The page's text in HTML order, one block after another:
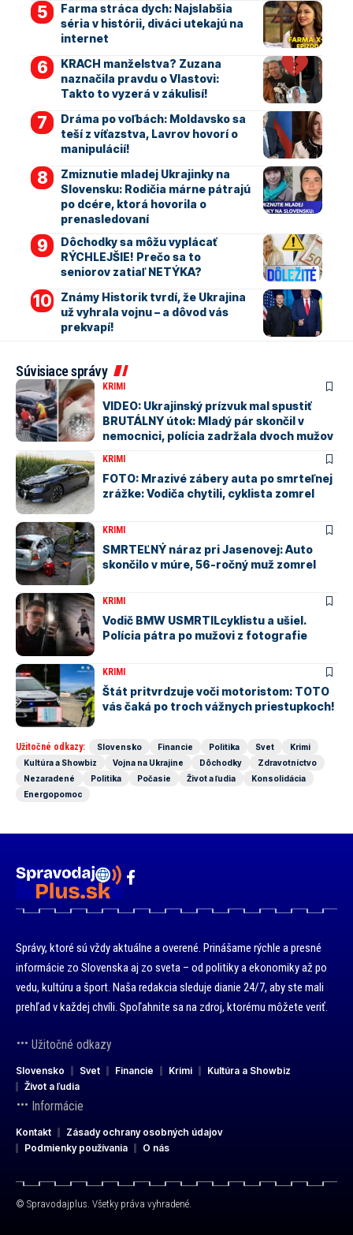
Farma stráca dych: Najslabšia
séria v histórii, diváci utekajú na
internet
KRACH manželstva? Zuzana
naznačila pravdu o Vlastovi:
Takto to vyzerá v zákulisí!
Dráma po voľbách: Moldavsko sa
teší z víťazstva, Lavrov hovorí o
manipulácií!
Zmiznutie mladej Ukrajinky na
Slovensku: Rodičia márne pátrajú
po dcére, ktorá hovorila o
prenasledovaní
Dôchodky sa môžu vyplácať
RÝCHLEJŠIE! Prečo sa to
seniorov zatiaľ NETÝKA?
Známy Historik tvrdí, že Ukrajina
už vyhrala vojnu – a dôvod vás
prekvapí!
Súvisiace správy
KRIMI
VIDEO: Ukrajinský prízvuk mal spustiť
BRUTÁLNY útok: Mladý pár skončil v
nemocnici, polícia zadržala dvoch mužov
KRIMI
FOTO: Mrazivé zábery auta po smrteľnej
zrážke: Vodiča chytili, cyklista zomrel
KRIMI
SMRTEĽNÝ náraz pri Jasenovej: Auto
skončilo v múre, 56-ročný muž zomrel
KRIMI
Vodič BMW USMRTILcyklistu a ušiel.
Polícia pátra po mužovi z fotografie
KRIMI
Štát pritvrdzuje voči motoristom: TOTO
vás čaká po troch vážnych priestupkoch!
Užitočné odkazy: Slovensko Financie Politika Svet
Krimi
Kultúra a Showbiz
Vojna na Ukrajine Dôchodky
Zdravotníctvo
Nezaradené
Politika Počasie Život a ľudia
Konsolidácia
Energopomoc
Správy, ktoré sú vždy aktuálne a overené. Prinášame rýchle a presné
informácie zo Slovenska aj zo sveta – od politiky a ekonomiky až po
vedu, kultúru a šport. Naša redakcia sleduje dianie 24/7, aby ste mali
prehľad v každej chvíli. Spoľahnite sa na zdroj, ktorému môžete veriť.
Užitočné odkazy
Slovensko Svet Financie Krimi
Kultúra a Showbiz
Život a ľudia
Informácie
Kontakt
Zásady ochrany osobných údajov
Podmienky používania
O nás
© Spravodajplus. Všetky práva vyhradené.